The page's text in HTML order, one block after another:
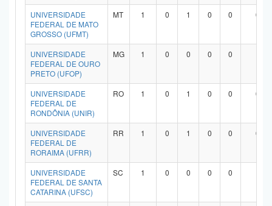
UNIVERSIDADE
FEDERAL DE MATO
GROSSO (UFMT)
MT 1 0 1 0 0 0
UNIVERSIDADE
FEDERAL DE OURO
PRETO (UFOP)
MG 1 0 0 0 0
UNIVERSIDADE
FEDERAL DE
RONDÔNIA (UNIR)
RO 1 0 1 0 0 0
UNIVERSIDADE
FEDERAL DE
RORAIMA (UFRR)
RR 1 0 1 0 0 0
UNIVERSIDADE
FEDERAL DE SANTA
CATARINA (UFSC)
SC 1 0 0 0 0